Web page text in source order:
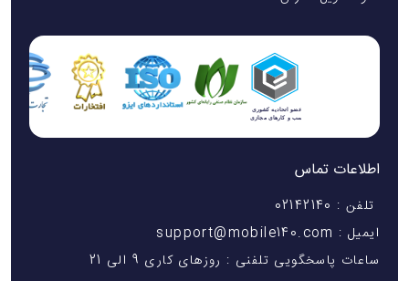
اطلاعات تماس
تلفن : 02142140
ایمیل : support@mobile140.com
ساعات پاسخگویی تلفنی : روزهای کاری 9 الی 21